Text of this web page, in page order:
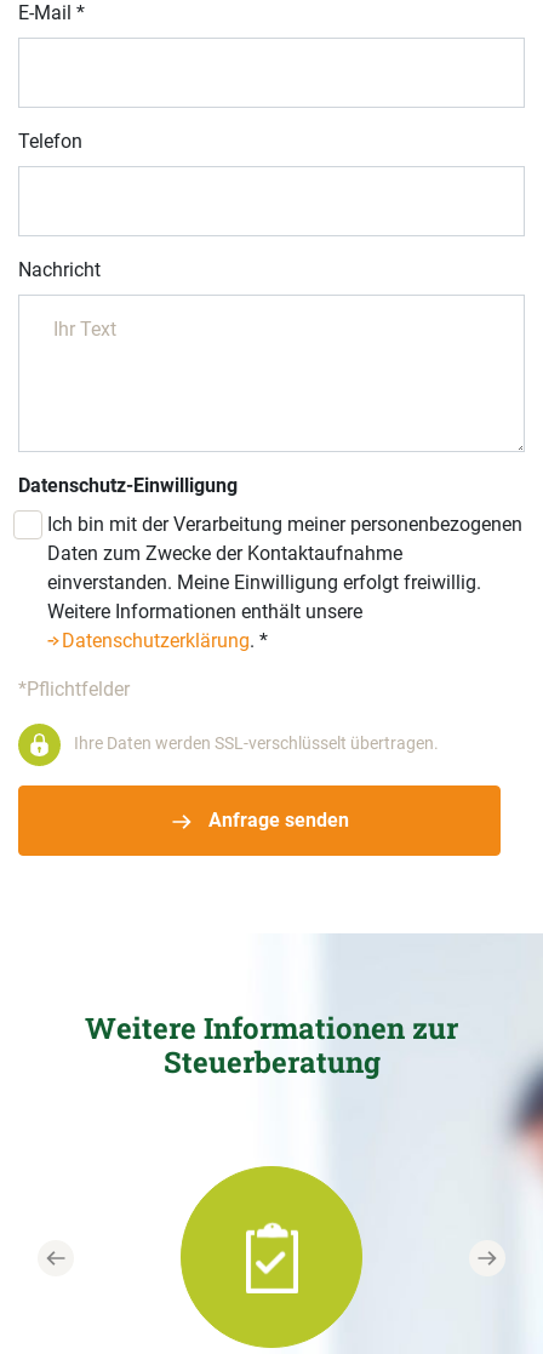
E-Mail *
Telefon
Nachricht
Datenschutz-Einwilligung
Ich bin mit der Verarbeitung meiner personenbezogenen
Daten zum Zwecke der Kontaktaufnahme
einverstanden. Meine Einwilligung erfolgt freiwillig.
Weitere Informationen enthält unsere
Datenschutzerklärung. *
*Pflichtfelder
Anfrage senden
Ihre Daten werden SSL-verschlüsselt übertragen.
Weitere Informationen zur
Steuerberatung
Previous Next